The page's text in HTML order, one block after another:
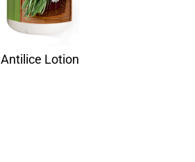
Antilice Lotion